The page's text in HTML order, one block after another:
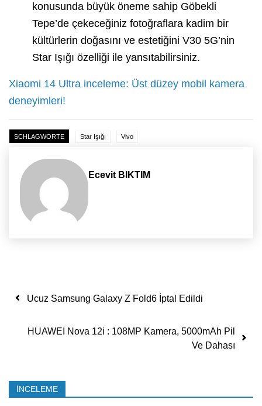
konusunda büyük öneme sahip Göbekli
Tepe’de çekeceğiniz fotoğraflara kadim bir
kültürlerin doğasını ve estetiğini V30 5G’nin
Star Işığı özelliği ile yansıtabilirsiniz.
Xiaomi 14 Ultra inceleme: Üst düzey mobil kamera
deneyimleri!
SCHLAGWORTE Star Işığı Vivo
Ecevit BIKTIM
Yazı dolaşımı
Ucuz Samsung Galaxy Z Fold6 İptal Edildi
HUAWEI Nova 12i : 108MP Kamera, 5000mAh Pil
Ve Dahası
İNCELEME